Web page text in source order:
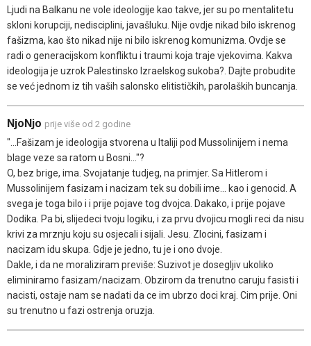
Ljudi na Balkanu ne vole ideologije kao takve, jer su po mentalitetu
skloni korupciji, nedisciplini, javašluku. Nije ovdje nikad bilo iskrenog
fašizma, kao što nikad nije ni bilo iskrenog komunizma. Ovdje se
radi o generacijskom konfliktu i traumi koja traje vjekovima. Kakva
ideologija je uzrok Palestinsko Izraelskog sukoba?. Dajte probudite
se već jednom iz tih vaših salonsko elitističkih, parolaških buncanja.
NjoNjo prije više od 2 godine
"...Fašizam je ideologija stvorena u Italiji pod Mussolinijem i nema
blage veze sa ratom u Bosni..."?
O, bez brige, ima. Svojatanje tudjeg, na primjer. Sa Hitlerom i
Mussolinijem fasizam i nacizam tek su dobili ime... kao i genocid. A
svega je toga bilo i i prije pojave tog dvojca. Dakako, i prije pojave
Dodika. Pa bi, slijedeci tvoju logiku, i za prvu dvojicu mogli reci da nisu
krivi za mrznju koju su osjecali i sijali. Jesu. Zlocini, fasizam i
nacizam idu skupa. Gdje je jedno, tu je i ono dvoje.
Dakle, i da ne moraliziram previše: Suzivot je dosegljiv ukoliko
eliminiramo fasizam/nacizam. Obzirom da trenutno caruju fasisti i
nacisti, ostaje nam se nadati da ce im ubrzo doci kraj. Cim prije. Oni
su trenutno u fazi ostrenja oruzja.